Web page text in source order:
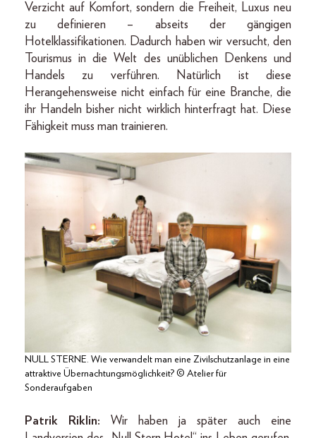
Verzicht auf Komfort, sondern die Freiheit, Luxus neu
zu definieren – abseits der gängigen
Hotelklassifikationen. Dadurch haben wir versucht, den
Tourismus in die Welt des unüblichen Denkens und
Handels zu verführen. Natürlich ist diese
Herangehensweise nicht einfach für eine Branche, die
ihr Handeln bisher nicht wirklich hinterfragt hat. Diese
Fähigkeit muss man trainieren.
NULL STERNE. Wie verwandelt man eine Zivilschutzanlage in eine
attraktive Übernachtungsmöglichkeit? © Atelier für
Sonderaufgaben
Patrik Riklin: Wir haben ja später auch eine